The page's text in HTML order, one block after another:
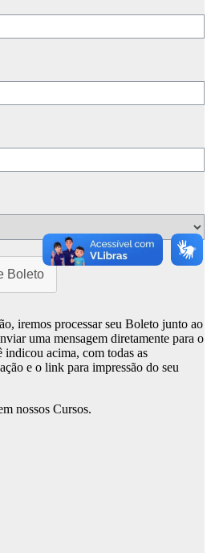
Boleto
iremos processar seu Boleto junto ao
uma mensagem diretamente para o
indicou acima, com todas as
e o link para impressão do seu
nossos Cursos.